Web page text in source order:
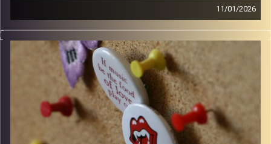
11/01/2026
סינגלים חדשים ישראלים ו10 שנים למותו של דיוויד בואי
włodi